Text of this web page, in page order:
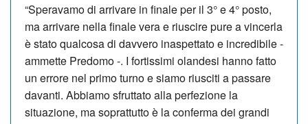
“Speravamo di arrivare in finale per il 3° e 4° posto,
ma arrivare nella finale vera e riuscire pure a vincerla
è stato qualcosa di davvero inaspettato e incredibile -
ammette Predomo -. I fortissimi olandesi hanno fatto
un errore nel primo turno e siamo riusciti a passare
davanti. Abbiamo sfruttato alla perfezione la
situazione, ma soprattutto è la conferma dei grandi